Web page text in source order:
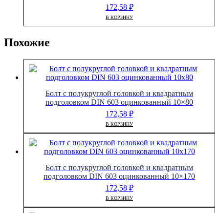
172,58 ₽
В КОРЗИНУ
Похожие
Болт с полукруглой головкой и квадратным
подголовком DIN 603 оцинкованный 10×80
172,58 ₽
В КОРЗИНУ
Болт с полукруглой головкой и квадратным
подголовком DIN 603 оцинкованный 10×170
172,58 ₽
В КОРЗИНУ